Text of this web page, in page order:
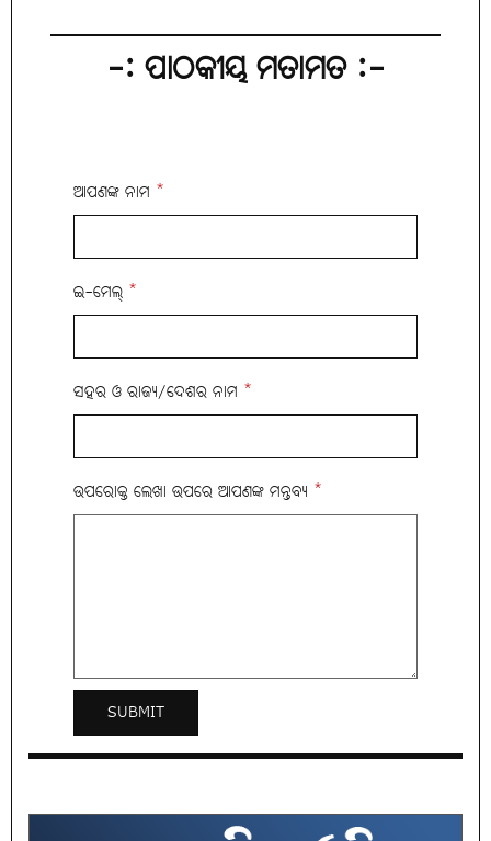
-: ପାଠକୀୟ ମତାମତ :-
ଆପଣଙ୍କ ନାମ *
ଇ-ମେଲ୍ *
ସହର ଓ ରାଜ୍ୟ/ଦେଶର ନାମ *
ଉପରୋକ୍ତ ଲେଖା ଉପରେ ଆପଣଙ୍କ ମନ୍ତବ୍ୟ *